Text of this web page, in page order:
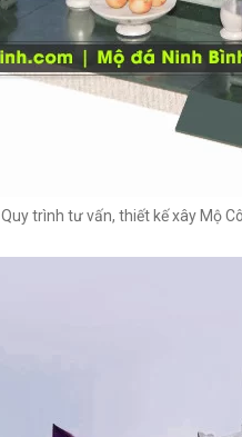
Quy trình tư vấn, thiết kế xây Mộ